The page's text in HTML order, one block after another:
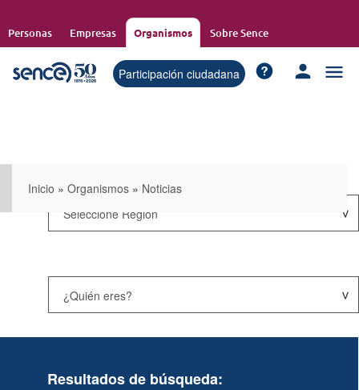
contenido
Personas Empresas Organismos Sobre Sence
Participación ciudadana
Inicio » Organismos » Noticias
Resultados de búsqueda: